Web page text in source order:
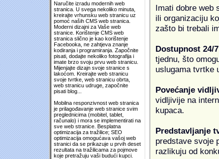
Naručite izradu modernih web
stranica. U svega nekoliko minuta,
kreirajte vrhunsku web stranicu uz
pomoć naših CMS web stranica.
Moderni dizajni za Vaše web
stranice. Korištenje CMS web
stranica slično je kao korištenje
Facebooka, ne zahtjeva znanje
kodiranja i programiranja. Započnite
pisati, dodajte nekoliko fotografija i
imate brzo svoju prvu web stranicu.
Mijenjajte dizajn svoje stranice s
lakoćom. Kreirajte web stranicu
svoje tvrtke, web stranicu obrta,
web stranicu udruge, započnite
pisati blog...
Mobilna responzivnost web stranica
je prilagođavanje web stranice svim
preglednicima (mobitel, tablet,
računalo) i mora se implementirati na
sve web stranice. Besplatna
optimizacija za tražilice; SEO
optimizacija omogućava vašoj web
stranici da se prikazuje u prvih deset
rezultata na tražilicama za pojmove
koje pretražuju vaši budući kupci.
Imati dobre web
ili organizaciju
zašto bi trebali
Dostupnost 24/7
tjednu, što
uslugama tvrtke
Povećanje
vidljivije na
kupaca.
Predstavljanje
predstave svoje
razlikuju od